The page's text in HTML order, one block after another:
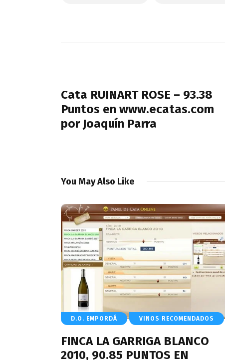
entradas
Cata RUINART ROSE – 93.38
Puntos en www.ecatas.com
por Joaquín Parra
You May Also Like
D.O. EMPORDÁ VINOS RECOMENDADOS
FINCA LA GARRIGA BLANCO
2010, 90.85 PUNTOS EN